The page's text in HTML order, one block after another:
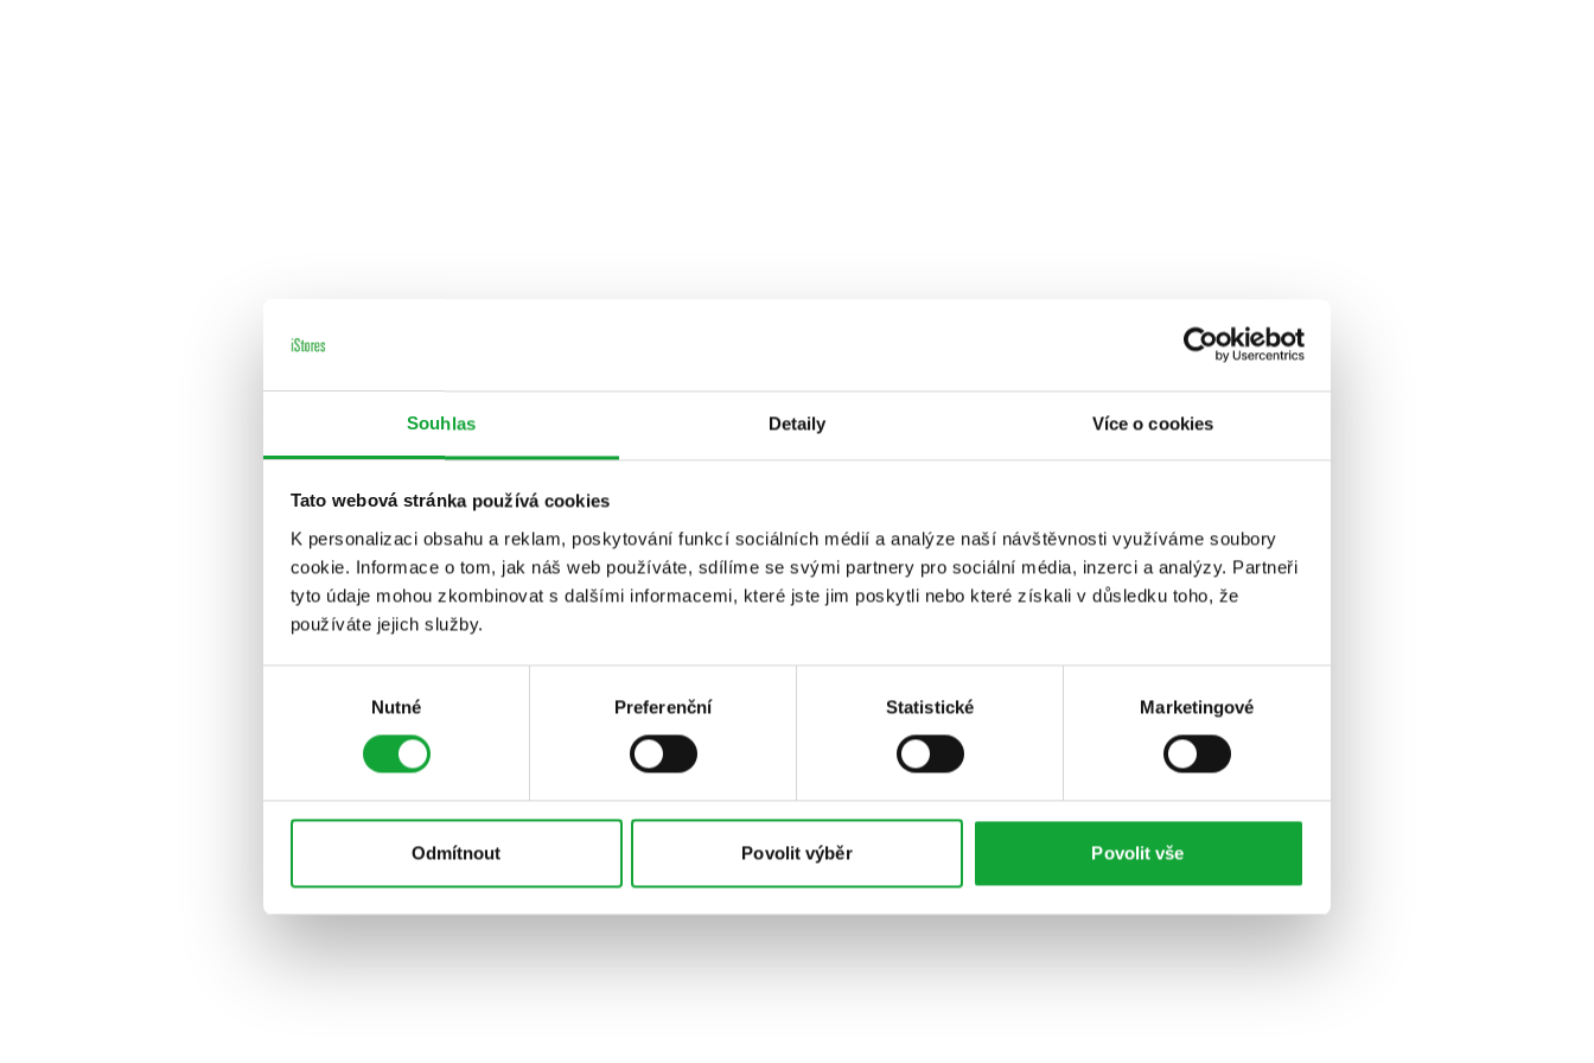
Souhlas Detaily Více o cookies
Tato webová stránka používá cookies
K personalizaci obsahu a reklam, poskytování funkcí sociálních médií a analýze naší návštěvnosti využíváme soubory
cookie. Informace o tom, jak náš web používáte, sdílíme se svými partnery pro sociální média, inzerci a analýzy. Partneři
tyto údaje mohou zkombinovat s dalšími informacemi, které jste jim poskytli nebo které získali v důsledku toho, že
používáte jejich služby.
Nutné Preferenční Statistické Marketingové
Odmítnout Povolit výběr Povolit vše